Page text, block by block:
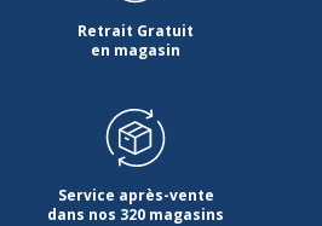
Retrait Gratuit
en magasin
Service après-vente
dans nos 320 magasins